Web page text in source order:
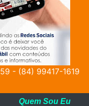
- (84) 99417-1619
Quem Sou Eu